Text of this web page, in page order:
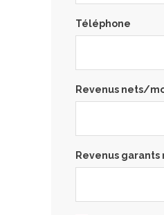
Téléphone
Revenus nets/
Revenus